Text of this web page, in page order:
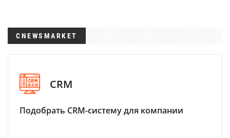
CNEWSMARKET
CRM
Подобрать CRM-систему для компании